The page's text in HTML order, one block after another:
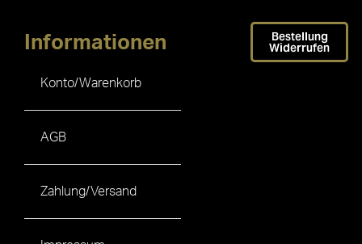
Informationen
Konto/Warenkorb
AGB
Zahlung/Versand
Bestellung
Widerrufen